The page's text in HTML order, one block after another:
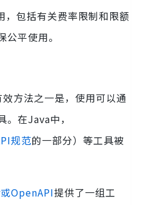
，包括有关费率限制和限额
平使用。
效方法之一是，使用可以通
在Java中，
规范的一部分）等工具被
OpenAPI提供了一组工